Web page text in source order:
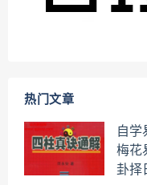
热门文章
自学
梅花
卦择